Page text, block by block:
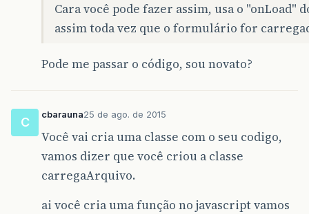
Cara você pode fazer assim, usa o "onLoad"
assim toda vez que o formulário for
Pode me passar o código, sou novato?
C
cbarauna25 de ago. de 2015
Você vai cria uma classe com o seu codigo,
vamos dizer que você criou a classe
carregaArquivo.
ai você cria uma função no javascript vamos